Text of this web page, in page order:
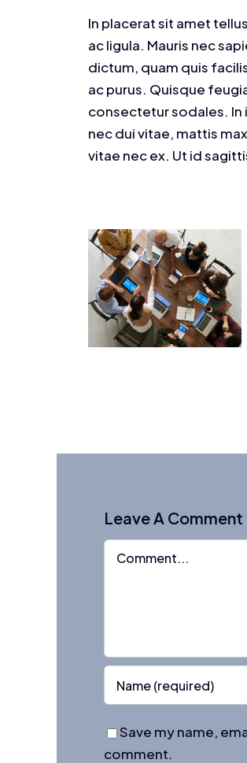
In placerat sit amet
ac ligula. Mauris nec
dictum, quam quis
ac purus. Quisque
consectetur sodales. In
nec dui vitae, mattis
vitae nec ex. Ut id
Leave A Comment
Comment
Save my name,
comment.